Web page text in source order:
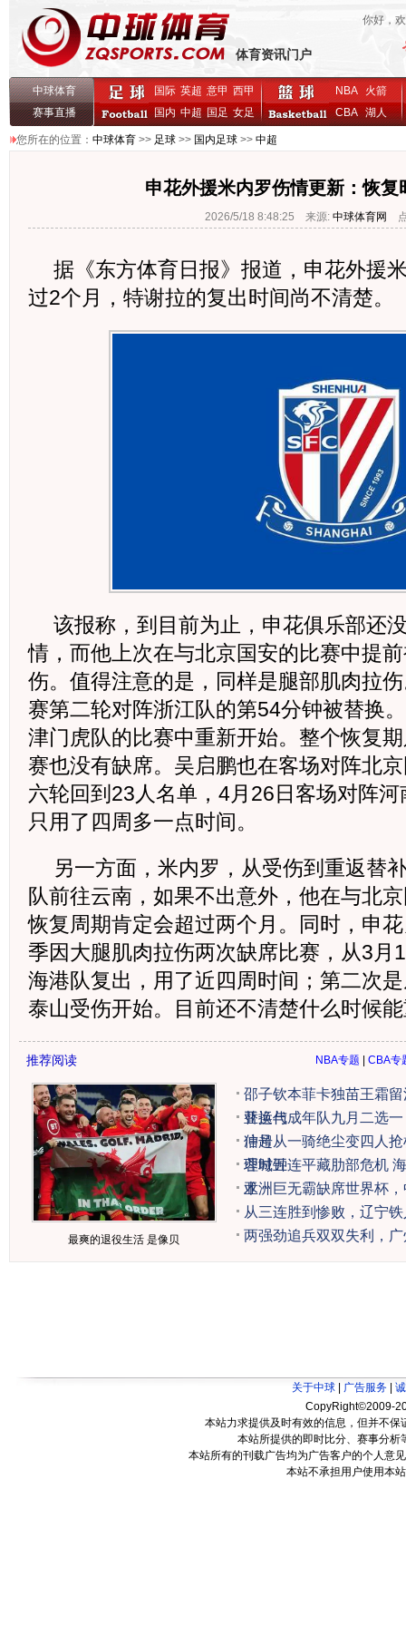
体育资讯门户
你好，
中球体育
赛事直播
国际 英超 意甲 西甲
国内 中超 国足 女足
NBA
火箭
CBA湖人
您所在的位置： 中球体育 >> 足球 >> 国内足球 >> 中超
申花外援米内罗伤情更新：恢复
2026/5/18 8:48:25 来源: 中球体育网
据《东方体育日报》报道，申花外援
过2个月，特谢拉的复出时间尚不清楚。
该报称，到目前为止，申花俱乐部还
情，而他上次在与北京国安的比赛中提
伤。值得注意的是，同样是腿部肌肉拉
赛第二轮对阵浙江队的第54分钟被替换
津门虎队的比赛中重新开始。整个恢复
赛也没有缺席。吴启鹏也在客场对阵北
六轮回到23人名单，4月26日客场对阵
只用了四周多一点时间。
另一方面，米内罗，从受伤到重返替
队前往云南，如果不出意外，他在与北
恢复周期肯定会超过两个月。同时，申
季因大腿肌肉拉伤两次缺席比赛，从3月
海港队复出，用了近四周时间；第二次
泰山受伤开始。目前还不清楚什么时候
推荐阅读 NBA专题 CBA专
邵子钦本菲卡独苗王霜
替换代
亚运与成年队九月二选
信号
冲超从一骑绝尘变四人
理时钟
蓉城五连平藏肋部危机
术
亚洲巨无霸缺席世界杯
从三连胜到惨败，辽宁
两强劲追兵双双失利，
最爽的退役生活 是像贝
关于中球 广告服务
CopyRight©2009-
本站力求提供及时有效的信息，但并不
本站所提供的即时比分、赛事分
本站所有的刊载广告均为广告客户的个人意
本站不承担用户使用本